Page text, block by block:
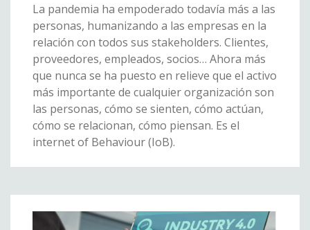
La pandemia ha empoderado todavía más a las
personas, humanizando a las empresas en la
relación con todos sus stakeholders. Clientes,
proveedores, empleados, socios… Ahora más
que nunca se ha puesto en relieve que el activo
más importante de cualquier organización son
las personas, cómo se sienten, cómo actúan,
cómo se relacionan, cómo piensan. Es el
internet of Behaviour (IoB).